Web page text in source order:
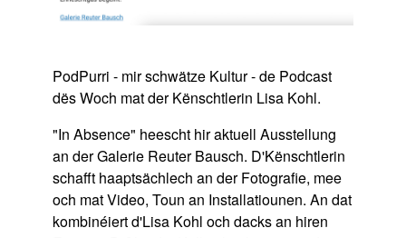
PodPurri - mir schwätze Kultur - de Podcast
dës Woch mat der Kënschtlerin Lisa Kohl.
"In Absence" heescht hir aktuell Ausstellung
an der Galerie Reuter Bausch. D'Kënschtlerin
schafft haaptsächlech an der Fotografie, mee
och mat Video, Toun an Installatiounen. An dat
kombinéiert d'Lisa Kohl och dacks an hiren